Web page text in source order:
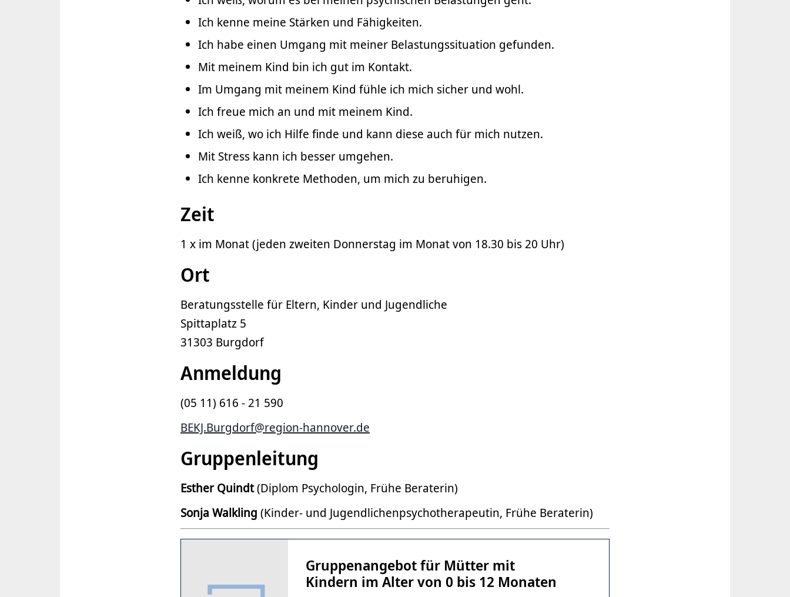
Ich kenne meine Stärken und Fähigkeiten.
Ich habe einen Umgang mit meiner Belastungssituation gefunden.
Mit meinem Kind bin ich gut im Kontakt.
Im Umgang mit meinem Kind fühle ich mich sicher und wohl.
Ich freue mich an und mit meinem Kind.
Ich weiß, wo ich Hilfe finde und kann diese auch für mich nutzen.
Mit Stress kann ich besser umgehen.
Ich kenne konkrete Methoden, um mich zu beruhigen.
Zeit
1 x im Monat (jeden zweiten Donnerstag im Monat von 18.30 bis 20 Uhr)
Ort
Beratungsstelle für Eltern, Kinder und Jugendliche
Spittaplatz 5
31303 Burgdorf
Anmeldung
(05 11) 616 - 21 590
BEKJ.Burgdorf@region-hannover.de
Gruppenleitung
Esther Quindt(Diplom Psychologin, Frühe Beraterin)
Sonja Walkling (Kinder- und Jugendlichenpsychotherapeutin, Frühe Beraterin)
Gruppenangebot für Mütter mit
Kindern im Alter von 0 bis 12 Monaten